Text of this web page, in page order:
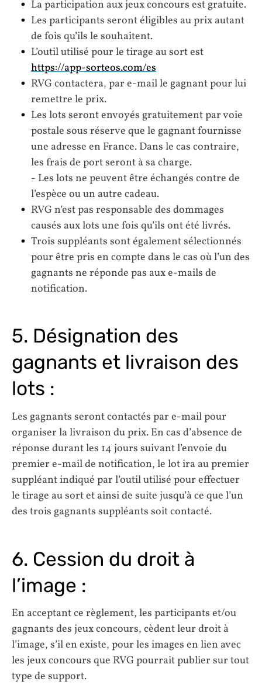
La participation aux jeux concours est gratuite.
Les participants seront éligibles au prix autant
de fois qu’ils le souhaitent.
L’outil utilisé pour le tirage au sort est
https://app-sorteos.com/es
RVG contactera, par e-mail le gagnant pour lui
remettre le prix.
Les lots seront envoyés gratuitement par voie
postale sous réserve que le gagnant fournisse
une adresse en France. Dans le cas contraire,
les frais de port seront à sa charge.
- Les lots ne peuvent être échangés contre de
l’espèce ou un autre cadeau.
RVG n’est pas responsable des dommages
causés aux lots une fois qu’ils ont été livrés.
Trois suppléants sont également sélectionnés
pour être pris en compte dans le cas où l’un des
gagnants ne réponde pas aux e-mails de
notification.
5. Désignation des
gagnants et livraison des
lots :
Les gagnants seront contactés par e-mail pour
organiser la livraison du prix. En cas d’absence de
réponse durant les 14 jours suivant l’envoie du
premier e-mail de notification, le lot ira au premier
suppléant indiqué par l’outil utilisé pour effectuer
le tirage au sort et ainsi de suite jusqu’à ce que l’un
des trois gagnants suppléants soit contacté.
6. Cession du droit à
l’image :
En acceptant ce règlement, les participants et/ou
gagnants des jeux concours, cèdent leur droit à
l’image, s’il en existe, pour les images en lien avec
les jeux concours que RVG pourrait publier sur tout
type de support.